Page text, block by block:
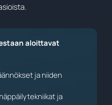
aloittavat
ja niiden
ja